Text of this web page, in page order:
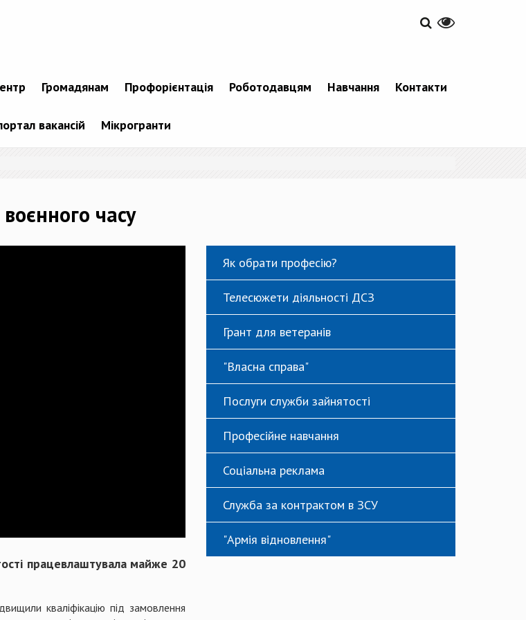
Громадянам Профорієнтація Роботодавцям Навчання Контакти
вакансій Мікрогранти
часу
працевлаштувала майже 20
кваліфікацію під замовлення
Як обрати професію?
Телесюжети діяльності ДСЗ
Грант для ветеранів
"Власна справа"
Послуги служби зайнятості
Професійне навчання
Соціальна реклама
Служба за контрактом в ЗСУ
"Армія відновлення"